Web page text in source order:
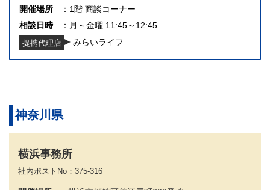
開催場所
1階 商談コーナー
相談日時
月～金曜 11:45～12:45
提携代理店 みらいライフ
神奈川県
横浜事務所
社内ポストNo：375-316